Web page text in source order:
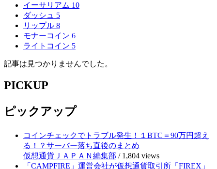
イーサリアム 10
ダッシュ 5
リップル 8
モナーコイン 6
ライトコイン 5
記事は見つかりませんでした。
PICKUP
ピックアップ
コインチェックでトラブル発生！１BTC＝90万円超え
る！？サーバー落ち直後のまとめ
仮想通貨ＪＡＰＡＮ編集部 / 1,804 views
「CAMPFIRE」運営会社が仮想通貨取引所「FIREX」